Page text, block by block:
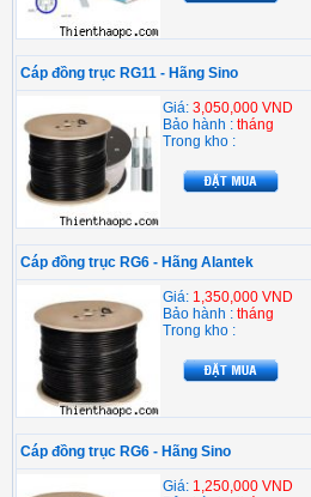
Cáp đồng trục RG11 - Hãng Sino
Giá: 3,050,000 VND
Bảo hành : tháng
Trong kho :
Cáp đồng trục RG6 - Hãng Alantek
Giá: 1,350,000 VND
Bảo hành : tháng
Trong kho :
Cáp đồng trục RG6 - Hãng Sino
Giá: 1,250,000 VND